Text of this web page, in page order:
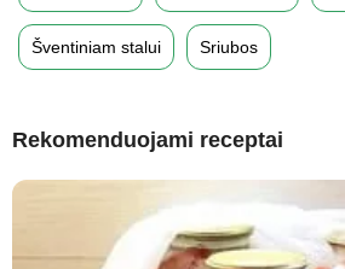
Šventiniam stalui Sriubos
Rekomenduojami receptai